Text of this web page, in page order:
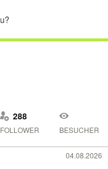
288
FOLLOWER BESUCHER
04.08.2026